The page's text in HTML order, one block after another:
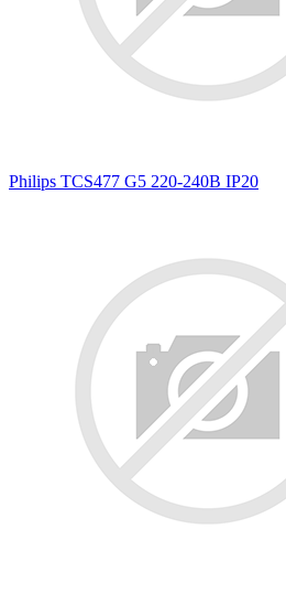
Philips TCS477 G5 220-240В IP20